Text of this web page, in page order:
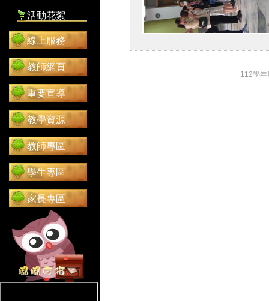
活動花絮
線上服務
教師網頁
重要宣導
教學資源
教師專區
學生專區
家長專區
112學年